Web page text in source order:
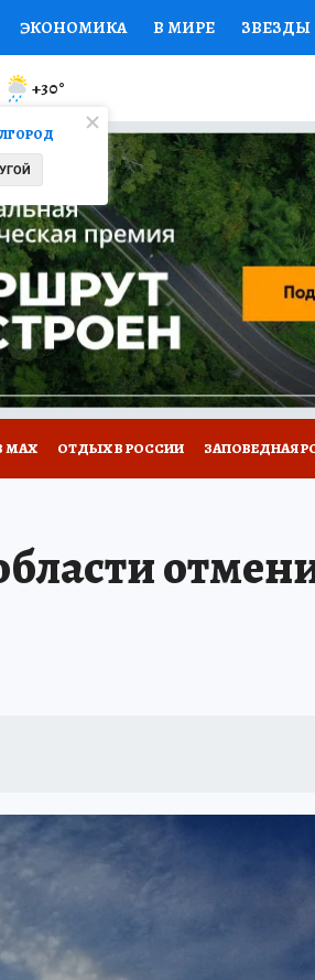
ЭКОНОМИКА В МИРЕ ЗВЕЗДЫ
НАЦИОНАЛЬНЫЕ
Я ЗНАЮ СЕМЬЯ ЖЕНСКИЕ
СПЕЦПРОЕКТЫ
КОНКУРСЫ РАБОТА У НАС
+30°
МАХ ОТДЫХ В РОССИИ ЗАПОВЕДНАЯ